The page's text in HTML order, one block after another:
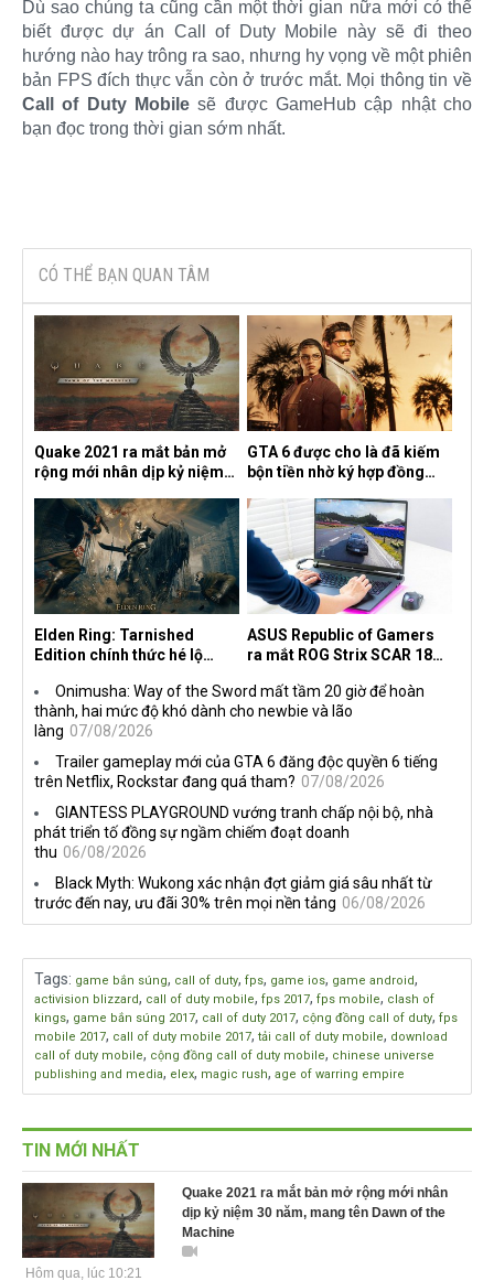
Dù sao chúng ta cũng cần một thời gian nữa mới có thể
biết được dự án Call of Duty Mobile này sẽ đi theo
hướng nào hay trông ra sao, nhưng hy vọng về một phiên
bản FPS đích thực vẫn còn ở trước mắt. Mọi thông tin về
Call of Duty Mobile sẽ được GameHub cập nhật cho
bạn đọc trong thời gian sớm nhất.​
CÓ THỂ BẠN QUAN TÂM
Quake 2021 ra mắt bản mở
rộng mới nhân dịp kỷ niệm
the Machine
GTA 6 được cho là đã kiếm
bộn tiền nhờ ký hợp đồng
Elden Ring: Tarnished
Edition chính thức hé lộ
ASUS Republic of Gamers
ra mắt ROG Strix SCAR 18
Onimusha: Way of the Sword mất tầm 20 giờ để hoàn
thành, hai mức độ khó dành cho newbie và lão
làng 07/08/2026
Trailer gameplay mới của GTA 6 đăng độc quyền 6 tiếng
trên Netflix, Rockstar đang quá tham? 07/08/2026
GIANTESS PLAYGROUND vướng tranh chấp nội bộ, nhà
phát triển tố đồng sự ngầm chiếm đoạt doanh
thu 06/08/2026
Black Myth: Wukong xác nhận đợt giảm giá sâu nhất từ
trước đến nay, ưu đãi 30% trên mọi nền tảng 06/08/2026
Tags: game bắn súng, call of duty, fps, game ios, game android,
activision blizzard, call of duty mobile, fps 2017, fps mobile, clash of
kings, game bắn súng 2017, call of duty 2017, cộng đồng call of duty, fps
mobile 2017, call of duty mobile 2017, tải call of duty mobile, download
call of duty mobile, cộng đồng call of duty mobile, chinese universe
publishing and media, elex, magic rush, age of warring empire
TIN MỚI NHẤT
Quake 2021 ra mắt bản mở rộng mới nhân
dịp kỷ niệm 30 năm, mang tên Dawn of the
Machine
Hôm qua, lúc 10:21